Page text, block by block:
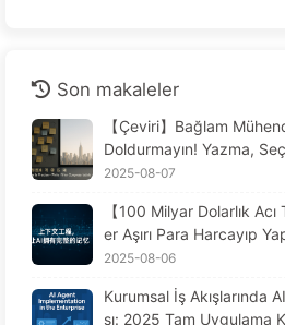
Son makaleler
【Çeviri】Bağlam
Doldurmayın! Yazma,
yonda Dikkatli Olun,
2025-08-07
【100 Milyar Dolarlık
er Aşırı Para Harcayıp
duklarında, Kritik
vaş AI169
2025-08-06
Kurumsal İş Akışlarında
sı: 2025 Tam Uygulama